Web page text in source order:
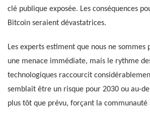
clé publique exposée. Les conséquences
Bitcoin seraient dévastatrices.
Les experts estiment que nous ne sommes
une menace immédiate, mais le rythme
technologiques raccourcit
semblait être un risque pour 2030 ou au-
plus tôt que prévu, forçant la communauté